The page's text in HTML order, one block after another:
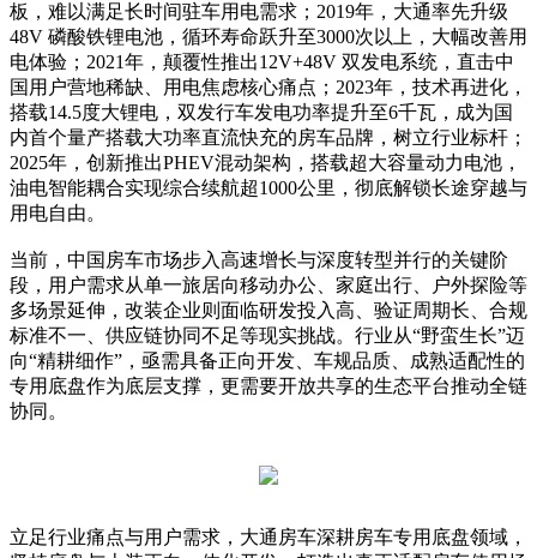
板，难以满足长时间驻车用电需求；2019年，大通率先升级
48V 磷酸铁锂电池，循环寿命跃升至3000次以上，大幅改善用
电体验；2021年，颠覆性推出12V+48V 双发电系统，直击中
国用户营地稀缺、用电焦虑核心痛点；2023年，技术再进化，
搭载14.5度大锂电，双发行车发电功率提升至6千瓦，成为国
内首个量产搭载大功率直流快充的房车品牌，树立行业标杆；
2025年，创新推出PHEV混动架构，搭载超大容量动力电池，
油电智能耦合实现综合续航超1000公里，彻底解锁长途穿越与
用电自由。
当前，中国房车市场步入高速增长与深度转型并行的关键阶
段，用户需求从单一旅居向移动办公、家庭出行、户外探险等
多场景延伸，改装企业则面临研发投入高、验证周期长、合规
标准不一、供应链协同不足等现实挑战。行业从“野蛮生长”迈
向“精耕细作”，亟需具备正向开发、车规品质、成熟适配性的
专用底盘作为底层支撑，更需要开放共享的生态平台推动全链
协同。
立足行业痛点与用户需求，大通房车深耕房车专用底盘领域，